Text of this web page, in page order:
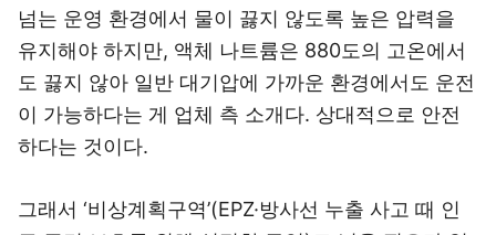
넘는 운영 환경에서 물이 끓지 않도록 높은 압력을
유지해야 하지만, 액체 나트륨은 880도의 고온에서
도 끓지 않아 일반 대기압에 가까운 환경에서도 운전
이 가능하다는 게 업체 측 소개다. 상대적으로 안전
하다는 것이다.
그래서 ‘비상계획구역’(EPZ·방사선 누출 사고 때 인